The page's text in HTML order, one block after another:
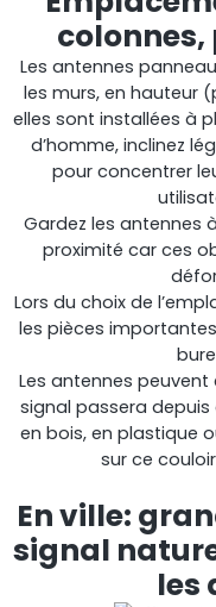
Les antennes
les murs, en hauteur
elles sont installées à
d’homme, inclinez
pour concentrer
Gardez les antennes
proximité car ces
Lors du choix de
les pièces
Les antennes
signal passera
en bois, en plastique
sur ce
En ville:
signal
les